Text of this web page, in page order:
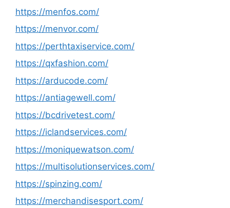
https://menfos.com/
https://menvor.com/
https://perthtaxiservice.com/
https://qxfashion.com/
https://arducode.com/
https://antiagewell.com/
https://bcdrivetest.com/
https://iclandservices.com/
https://moniquewatson.com/
https://multisolutionservices.com/
https://spinzing.com/
https://merchandisesport.com/